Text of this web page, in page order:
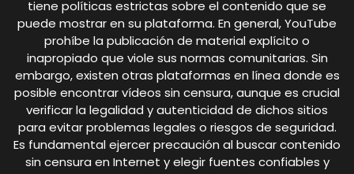
tiene políticas estrictas sobre el contenido que se
puede mostrar en su plataforma. En general, YouTube
prohíbe la publicación de material explícito o
inapropiado que viole sus normas comunitarias. Sin
embargo, existen otras plataformas en línea donde es
posible encontrar vídeos sin censura, aunque es crucial
verificar la legalidad y autenticidad de dichos sitios
para evitar problemas legales o riesgos de seguridad.
Es fundamental ejercer precaución al buscar contenido
sin censura en Internet y elegir fuentes confiables y